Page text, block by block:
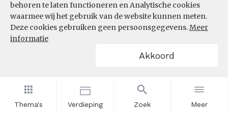
Thema's Verdieping Zoek Meer
behoren te laten functioneren en Analytische cookies
waarmee wij het gebruik van de website kunnen meten.
Deze cookies gebruiken geen persoonsgegevens.Meer
informatie
Akkoord
Bron:
AANDEEL NEETS NAAR REGIO